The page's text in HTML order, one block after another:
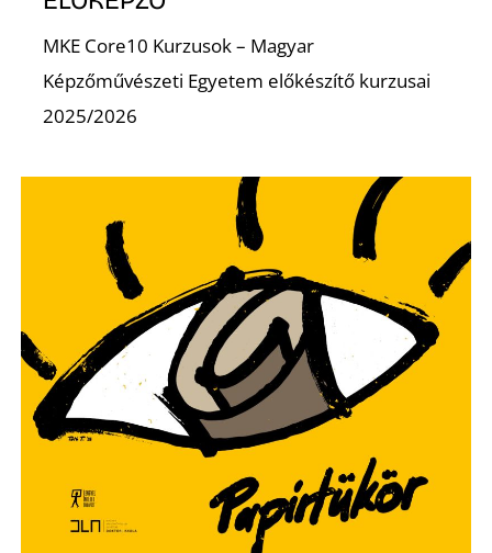
MKE Core10 Kurzusok – Magyar
Képzőművészeti Egyetem előkészítő kurzusai
2025/2026